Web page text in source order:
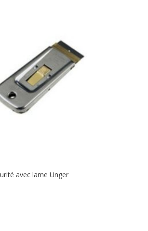
avec lame Unger